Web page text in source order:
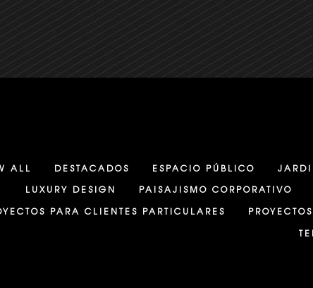
ALL DESTACADOS ESPACIO PÚBLICO
LUXURY DESIGN
PAISAJISMO CORPORATIVO
PARA CLIENTES PARTICULARES